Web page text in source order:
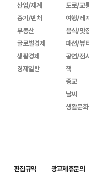
산업/재계
중기/벤처
부동산
글로벌경제
생활경제
경제일반
도로/교
여행/레
음식/맛
패션/뷰
공연/전
책
종교
날씨
생활문
편집규약 광고제휴문의